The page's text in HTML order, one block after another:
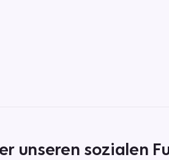
unseren sozialen